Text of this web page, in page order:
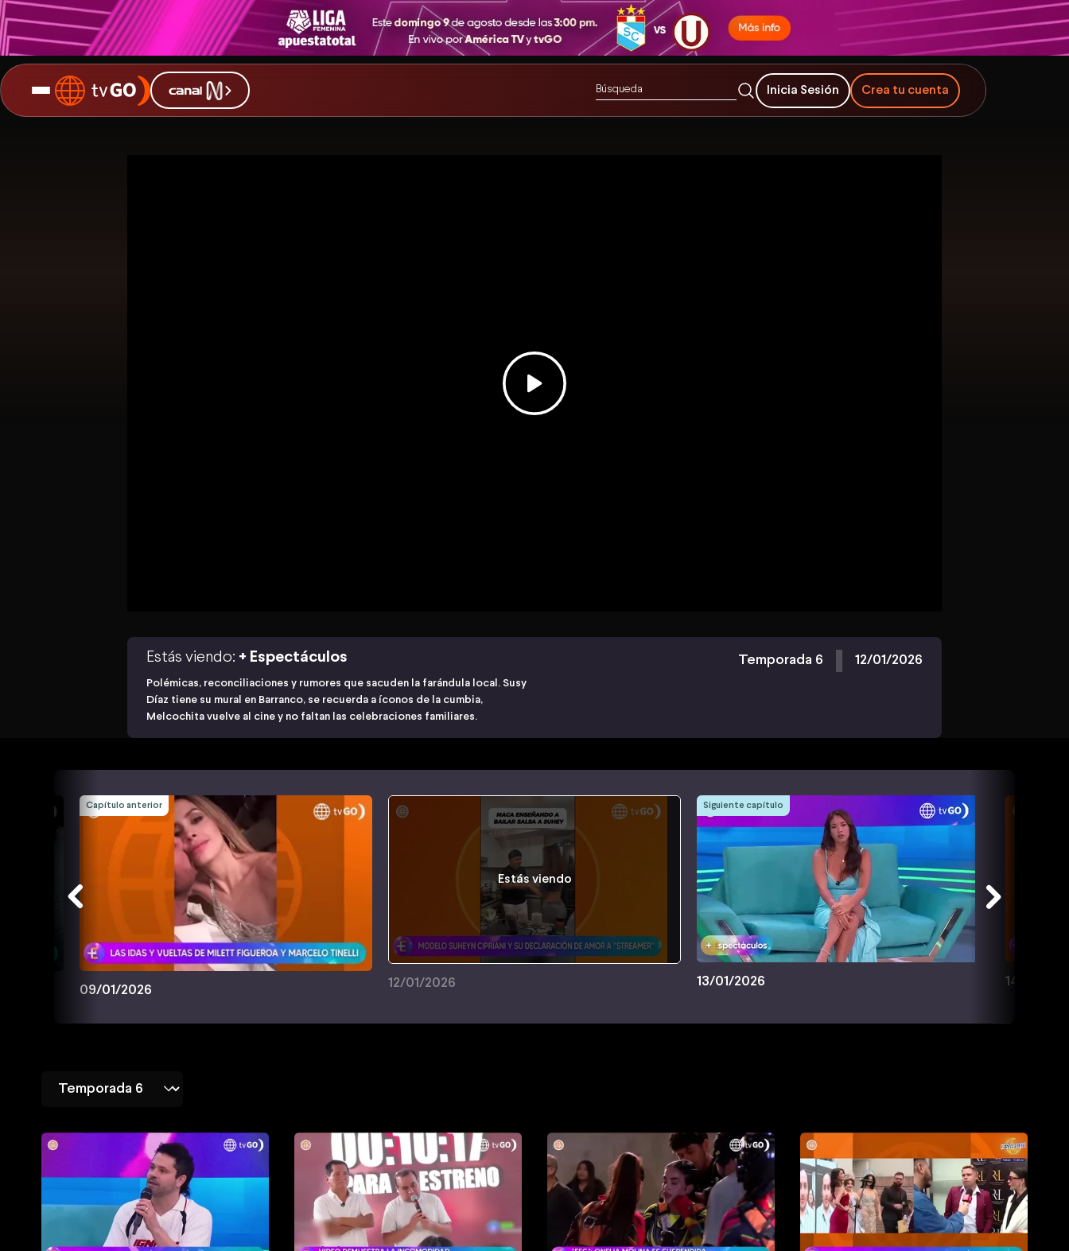
Inicia Sesión Crea tu cuenta
Estás viendo: + Espectáculos
Polémicas, reconciliaciones y rumores que sacuden la farándula local. Susy
Díaz tiene su mural en Barranco, se recuerda a íconos de la cumbia,
Melcochita vuelve al cine y no faltan las celebraciones familiares.
Temporada 6 12/01/2026
Capítulo anterior
09/01/2026
Estás viendo
12/01/2026
Siguiente capítulo
13/01/2026 14/01/